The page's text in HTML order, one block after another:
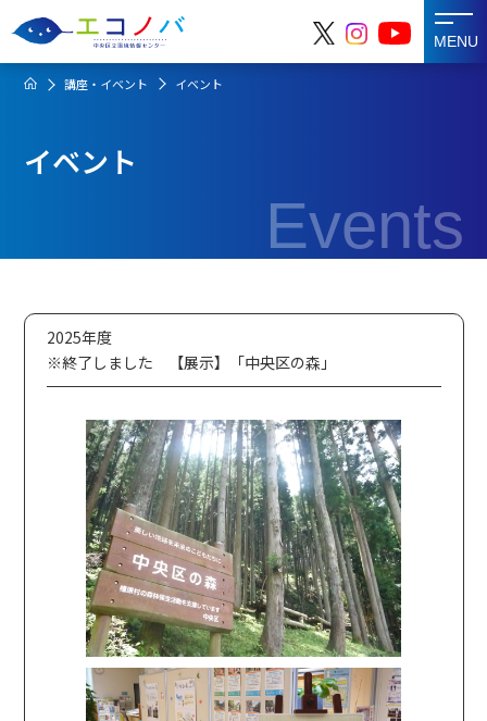
MENU
講座・イベント イベント
イベント
Events
2025年度
※終了しました 【展示】「中央区の森」